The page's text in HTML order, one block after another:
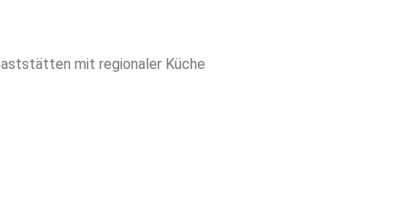
mit regionaler Küche